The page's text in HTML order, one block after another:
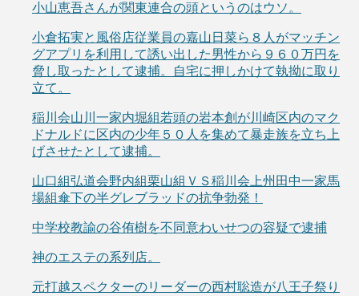
小山恵吾さんが関東連合の頭というのはウソ。
小倉拓実と風俗店従業員の嘉山日菜ら８人がマッチン
グアプリを利用して誘い出した男性から９６０万円を
脅し取ったとして逮捕。自宅に押しかけて執拗に取り
立て。
稲川会山川一家内堀組若頭の岩本創が川崎区内のマク
ドナルドに区内の少年５０人を集めて暴走族を立ち上
げさせたとして逮捕。
山口組弘道会野内組栗山組ＶＳ稲川会上州田中一家馬
場組傘下の半グレブラッドの抗争勃発！
中学校教諭の谷侑樹を不同意わいせつの容疑で逮捕
神のエステの系列店。
元打越スペクターのリーダーの西村聡造が八王子祭り